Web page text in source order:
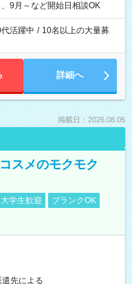
月～など開始日相談OK
活躍中 / 10名以上の大量募
詳細へ
掲載日：2026.08.05
スメのモクモク
大学生歓迎
ブランクOK
先による